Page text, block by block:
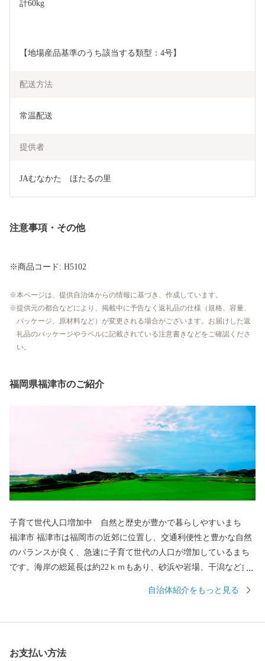
計60kg
【地場産品基準のうち該当する類型：4号】
配送方法
常温配送
提供者
JAむなかた　ほたるの里
注意事項・その他
※商品コード: H5102
本ページは、提供自治体からの情報に基づき、作成しています。
提供元の都合などにより、掲載中に予告なく返礼品の仕様（規格、容量、
パッケージ、原材料など）が変更される場合がございます。お届けした返
礼品のパッケージやラベルに記載されている注意書きなどをご確認くださ
い。
福岡県福津市のご紹介
子育て世代人口増加中 自然と歴史が豊かで暮らしやすいまち
福津市 福津市は福岡市の近郊に位置し、交通利便性と豊かな自然
のバランスが良く、急速に子育て世代の人口が増加しているまち
です。海岸の総延長は約22ｋｍもあり、砂浜や岩場、干潟など多
島」宗像・沖ノ島と関連遺産群の一つである新原・奴山古墳群、
行きたい、住みたい、住み続けたい、福津の地場産品などを買い
自治体紹介をもっと見る
お支払い方法